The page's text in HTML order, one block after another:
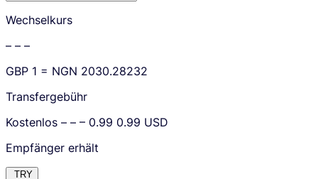
g
o
Wechselkurs
– – –
GBP 1 = NGN 2030.28232
Transfergebühr
Kostenlos – – – 0.99 0.99 USD
Empfänger erhält
TRY